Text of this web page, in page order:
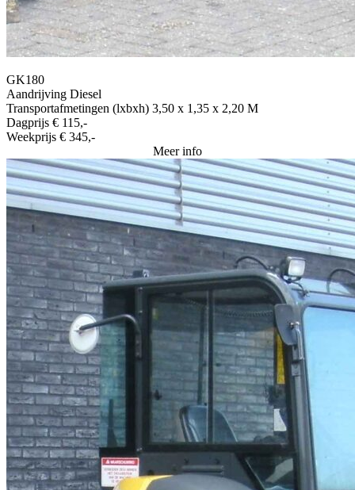
GK180
Aandrijving Diesel
Transportafmetingen (lxbxh) 3,50 x 1,35 x 2,20 M
Dagprijs € 115,-
Weekprijs € 345,-
Meer info